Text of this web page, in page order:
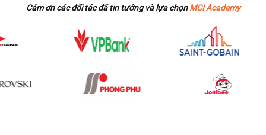
Cảm ơn các đối tác đã tin tưởng và lựa chọnMCI Academy